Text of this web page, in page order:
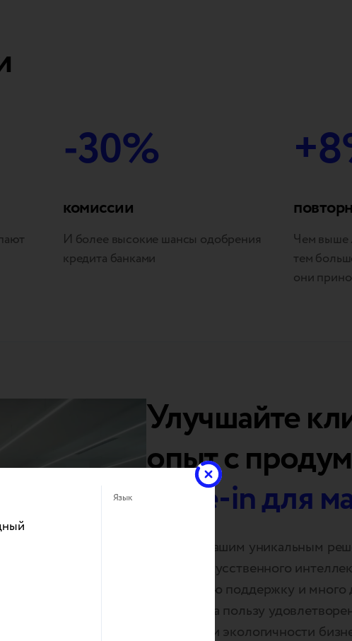
-30%
комиссии
И более высокие шансы одобрения
кредита банками
Чем выше
тем
они
Улучшайте
опыт с
trade-in для
Вместе с нашим уникальным
основе искусственного
постоянную поддержку и
Это идет на пользу
продажам и экологичности
Язык